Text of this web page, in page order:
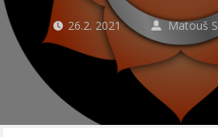
26.2. 2021 Matouš